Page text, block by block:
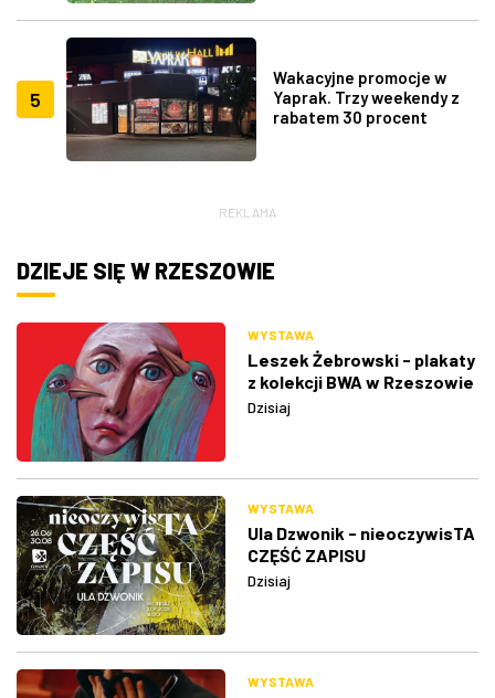
5
Wakacyjne promocje w
Yaprak. Trzy weekendy z
rabatem 30 procent
REKLAMA
DZIEJE SIĘ W RZESZOWIE
WYSTAWA
Leszek Żebrowski - plakaty
z kolekcji BWA w Rzeszowie
Dzisiaj
WYSTAWA
Ula Dzwonik - nieoczywisTA
CZĘŚĆ ZAPISU
Dzisiaj
WYSTAWA